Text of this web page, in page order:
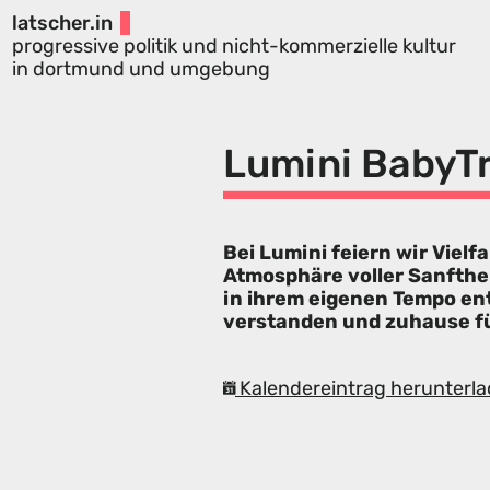
latscher.in
progressive politik und nicht-kommerzielle kultur
in dortmund und umgebung
Lumini
Bei Lumini feiern wir
Atmosphäre voller
in ihrem eigenen Tempo
verstanden und zuhause
Kalendereintrag